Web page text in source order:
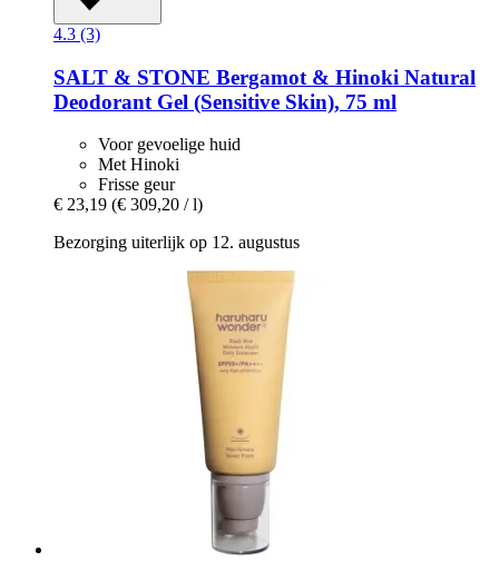
4.3 (3)
SALT & STONE Bergamot & Hinoki Natural
Deodorant Gel (Sensitive Skin), 75 ml
Voor gevoelige huid
Met Hinoki
Frisse geur
€ 23,19 (€ 309,20 / l)
Bezorging uiterlijk op 12. augustus